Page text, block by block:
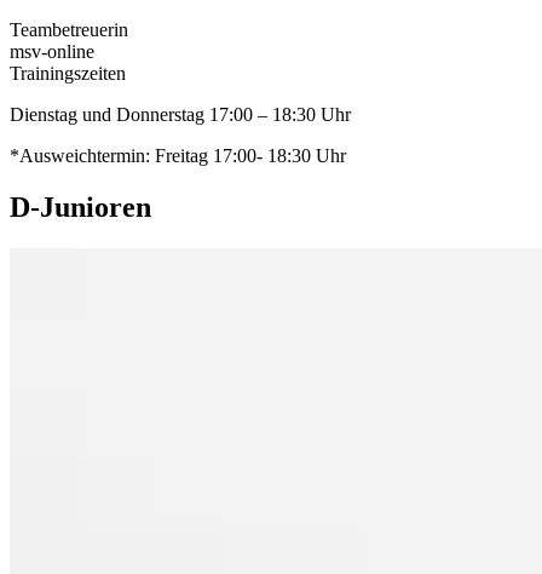
Teambetreuerin
msv-online
Trainingszeiten
Dienstag und Donnerstag 17:00 – 18:30 Uhr
*Ausweichtermin: Freitag 17:00- 18:30 Uhr
D-Junioren